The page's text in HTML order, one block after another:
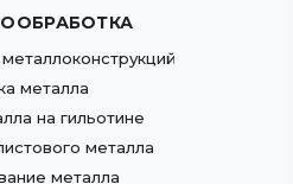
металла
на гильотине
металла
металла